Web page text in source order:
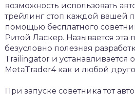
возможность использовать
трейлинг стоп каждой вашей
помощью бесплатного
Ритой Ласкер. Называется эта
безусловно полезная
Trailingator и устанавливается
MetaTrader4 как и любой
При запуске советника тот